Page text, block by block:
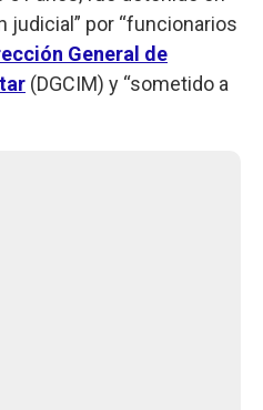
judicial” por “funcionarios
General de
(DGCIM) y “sometido a